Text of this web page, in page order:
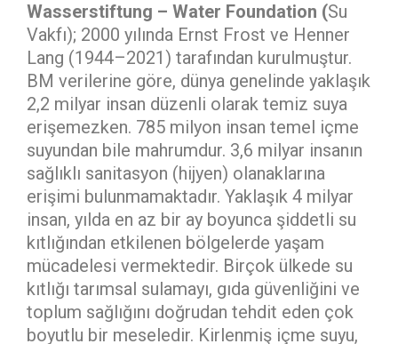
Wasserstiftung – Water Foundation (Su
Vakfı); 2000 yılında Ernst Frost ve Henner
Lang (1944–2021) tarafından kurulmuştur.
BM verilerine göre, dünya genelinde yaklaşık
2,2 milyar insan düzenli olarak temiz suya
erişemezken. 785 milyon insan temel içme
suyundan bile mahrumdur. 3,6 milyar insanın
sağlıklı sanitasyon (hijyen) olanaklarına
erişimi bulunmamaktadır. Yaklaşık 4 milyar
insan, yılda en az bir ay boyunca şiddetli su
kıtlığından etkilenen bölgelerde yaşam
mücadelesi vermektedir. Birçok ülkede su
kıtlığı tarımsal sulamayı, gıda güvenliğini ve
toplum sağlığını doğrudan tehdit eden çok
boyutlu bir meseledir. Kirlenmiş içme suyu,